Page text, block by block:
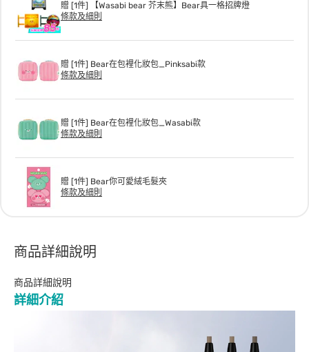
贈 [1件] 【Wasabi bear 芥末熊】Bear具一格招牌燈
條款及細則
贈 [1件] Bear在包裡化妝包_Pinksabi款
條款及細則
贈 [1件] Bear在包裡化妝包_Wasabi款
條款及細則
贈 [1件] Bear你可愛絨毛髮夾
條款及細則
商品詳細說明
商品詳細說明
詳細介紹